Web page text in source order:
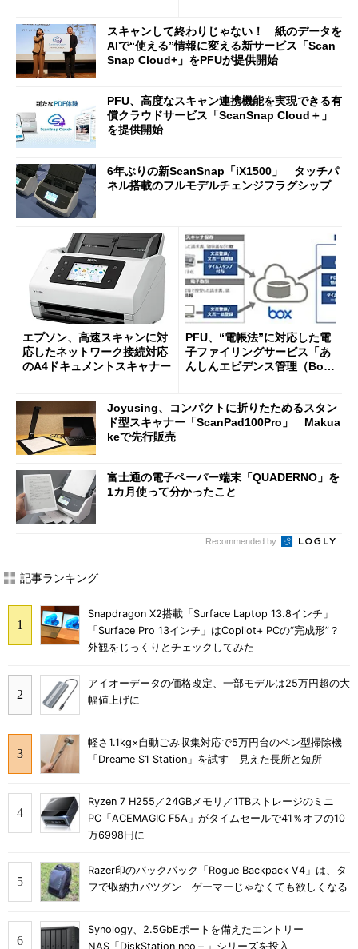
スキャンして終わりじゃない！ 紙のデータを
AIで“使える”情報に変える新サービス「Scan
Snap Cloud+」をPFUが提供開始
PFU、高度なスキャン連携機能を実現できる有
償クラウドサービス「ScanSnap Cloud＋」
を提供開始
6年ぶりの新ScanSnap「iX1500」 タッチパ
ネル搭載のフルモデルチェンジフラグシップ
エプソン、高速スキャンに対
応したネットワーク接続対応
のA4ドキュメントスキャナー
PFU、“電帳法”に対応した電
子ファイリングサービス「あ
んしんエビデンス管理（Bo
Joyusing、コンパクトに折りたためるスタン
ド型スキャナー「ScanPad100Pro」 Makua
keで先行販売
富士通の電子ペーパー端末「QUADERNO」を
1カ月使って分かったこと
Recommended by
記事ランキング
Snapdragon X2搭載「Surface Laptop 13.8インチ」
「Surface Pro 13インチ」はCopilot+ PCの“完成形”？
外観をじっくりとチェックしてみた
アイオーデータの価格改定、一部モデルは25万円超の大
幅値上げに
軽さ1.1kg×自動ごみ収集対応で5万円台のペン型掃除機
「Dreame S1 Station」を試す 見えた長所と短所
Ryzen 7 H255／24GBメモリ／1TBストレージのミニ
PC「ACEMAGIC F5A」がタイムセールで41％オフの10
万6998円に
Razer印のバックパック「Rogue Backpack V4」は、タ
フで収納力バツグン ゲーマーじゃなくても欲しくなる
Synology、2.5GbEポートを備えたエントリー
NAS「DiskStation neo＋」シリーズを投入